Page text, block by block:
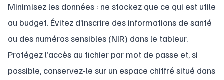
Minimisez les données : ne stockez que ce qui est utile
au budget. Évitez d’inscrire des informations de santé
ou des numéros sensibles (NIR) dans le tableur.
Protégez l’accès au fichier par mot de passe et, si
possible, conservez-le sur un espace chiffré situé dans